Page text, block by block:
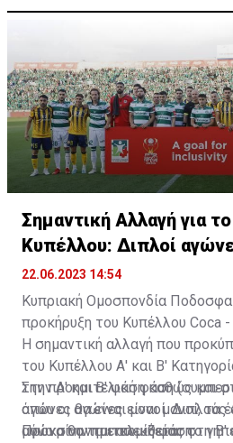
Σημαντική Αλλαγή για
Κυπέλλου: Διπλοί
ημιτελικά
22.06.2023 14:54
Κυπριακή Ομοσπονδία
προκήρυξη του Κυπέλλου Coca
Η σημαντική αλλαγή που
του Κυπέλλου Α' και Β'
την προημιτελική φάση
αγώνες θα είναι μονοί.
μόνο στην ημιτελική φάση.
Στην Α' και Β' φάση καθώς και
όπου οι αγώνες είναι μονοί, τα
αγώνα θα τα επωμίζεται το
Προκρίνονται απευθείας στη Β'